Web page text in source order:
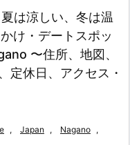
は涼しい、冬は温
け・デートスポッ
〜住所、地図、
定休日、アクセス・
, Japan , Nagano ,